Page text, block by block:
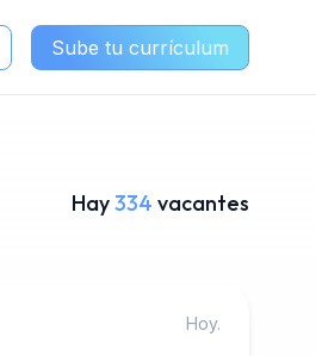
Sube tu currículum
Hay334 vacantes
Hoy.